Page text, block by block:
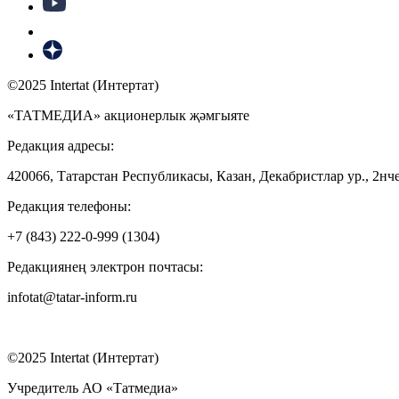
©2025 Intertat (Интертат)
«ТАТМЕДИА» акционерлык җәмгыяте
Редакция адресы:
420066, Татарстан Республикасы, Казан, Декабристлар ур.,
Редакция телефоны:
+7 (843) 222-0-999 (1304)
Редакциянең электрон почтасы:
infotat@tatar-inform.ru
©2025 Intertat (Интертат)
Учредитель АО «Татмедиа»